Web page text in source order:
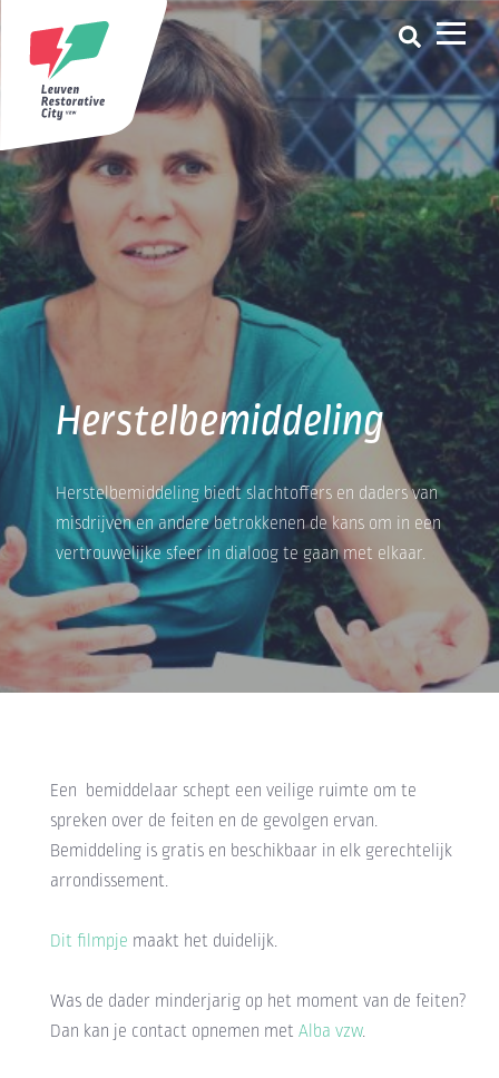
Herstelbemiddeling
Herstelbemiddeling biedt slachtoffers en daders van
misdrijven en andere betrokkenen de kans om in een
vertrouwelijke sfeer in dialoog te gaan met elkaar.
Een bemiddelaar schept een veilige ruimte om te
spreken over de feiten en de gevolgen ervan.
Bemiddeling is gratis en beschikbaar in elk gerechtelijk
arrondissement.
Dit filmpje maakt het duidelijk.
Was de dader minderjarig op het moment van de feiten?
Dan kan je contact opnemen met Alba vzw.